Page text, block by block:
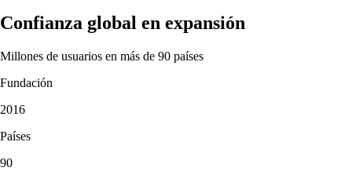
Confianza global en expansión
Millones de usuarios en más de 90 países
Fundación
2016
Países
90